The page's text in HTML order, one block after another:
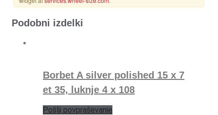
Podobni izdelki
Borbet A silver polished 15 x 7
et 35, luknje 4 x 108
Pošlji povpraševanje